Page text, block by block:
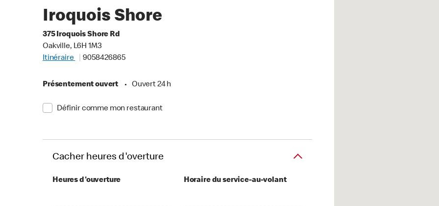
Iroquois Shore
375 Iroquois Shore Rd
Oakville, L6H 1M3
Itinéraire
9058426865
Présentement ouvert • Ouvert 24 h
Définir comme mon restaurant
Cacher heures d'overture
Heures d'ouverture Horaire du service-au-volant